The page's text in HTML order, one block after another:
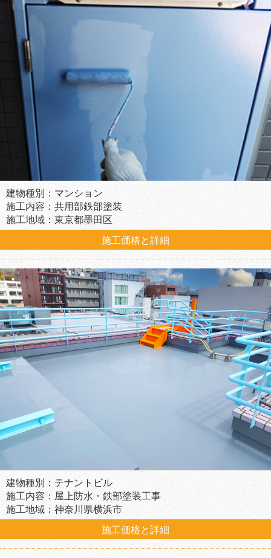
建物種別：マンション
施工内容：共用部鉄部塗装
施工地域：東京都墨田区
施工価格と詳細
建物種別：テナントビル
施工内容：屋上防水・鉄部塗装工事
施工地域：神奈川県横浜市
施工価格と詳細